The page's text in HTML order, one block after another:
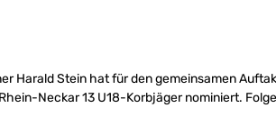
Harald Stein hat für den gemeinsamen
Neckar 13 U18-Korbjäger nominiert.